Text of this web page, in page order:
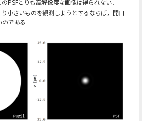
PSFとりも高解像度な画像は得られない．
小さいものを観測しようとするならば，開口
である．